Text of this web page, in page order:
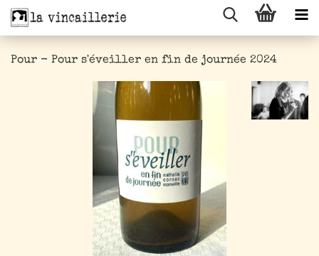
Pour - Pour s'éveiller en fin de journée 2024